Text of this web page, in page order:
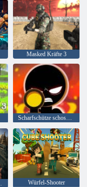
Masked Kräfte 3
Scharfschütze schoss 3D
Würfel-Shooter